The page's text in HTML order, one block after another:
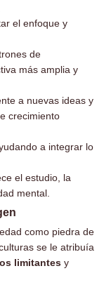
el enfoque y
de
más amplia y
a nuevas ideas y
crecimiento
a integrar lo
el estudio, la
mental.
como piedra de
se le atribuía
limitantes y